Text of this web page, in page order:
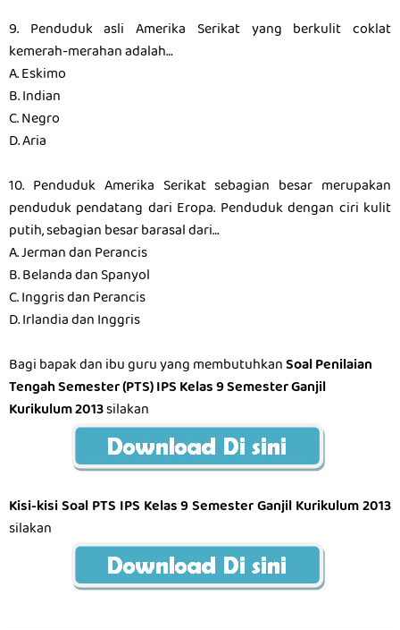
9. Penduduk asli Amerika Serikat yang berkulit coklat
kemerah-merahan adalah…
A. Eskimo
B. Indian
C. Negro
D. Aria
10. Penduduk Amerika Serikat sebagian besar merupakan
penduduk pendatang dari Eropa. Penduduk dengan ciri kulit
putih, sebagian besar barasal dari…
A. Jerman dan Perancis
B. Belanda dan Spanyol
C. Inggris dan Perancis
D. Irlandia dan Inggris
Bagi bapak dan ibu guru yang membutuhkanSoal Penilaian
Tengah Semester (PTS) IPS Kelas 9 Semester Ganjil
Kurikulum 2013silakan
Kisi-kisi Soal PTS IPS Kelas 9 Semester Ganjil Kurikulum 2013
silakan